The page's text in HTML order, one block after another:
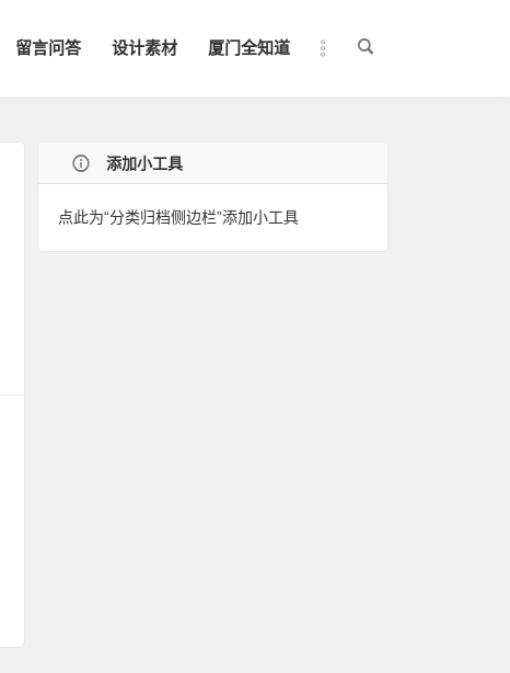
留言问答 设计素材 厦门全知道
添加小工具
点此为“分类归档侧边栏”添加小工具